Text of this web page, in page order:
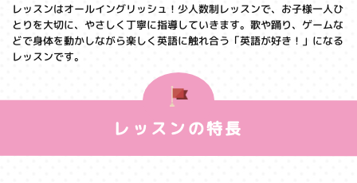
レッスンはオールイングリッシュ！少人数制レッスンで、お子様一人ひ
とりを大切に、やさしく丁寧に指導していきます。歌や踊り、ゲームな
どで身体を動かしながら楽しく英語に触れ合う「英語が好き！」になる
レッスンです。
レッスンの特長